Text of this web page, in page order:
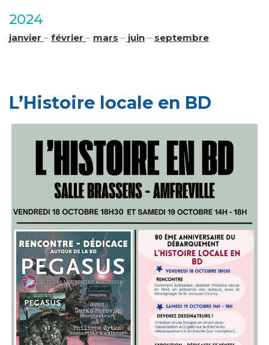
2024
janvier – février – mars – juin – septembre
L’Histoire locale en BD